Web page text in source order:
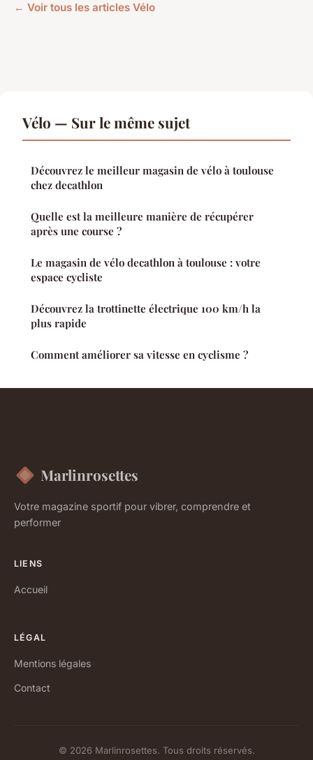
← Voir tous les articles Vélo
Vélo — Sur le même sujet
Découvrez le meilleur magasin de vélo à toulouse
chez decathlon
Quelle est la meilleure manière de récupérer
après une course ?
Le magasin de vélo decathlon à toulouse : votre
espace cycliste
Découvrez la trottinette électrique 100 km/h la
plus rapide
Comment améliorer sa vitesse en cyclisme ?
Marlinrosettes
Votre magazine sportif pour vibrer, comprendre et
performer
LIENS
Accueil
LÉGAL
Mentions légales
Contact
© 2026 Marlinrosettes. Tous droits réservés.